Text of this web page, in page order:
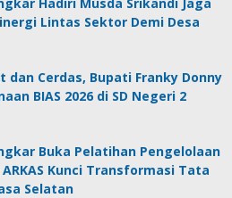
Hadiri Musda Srikandi Jaga
Lintas Sektor Demi Desa
dan Cerdas, Bupati Franky Donny
BIAS 2026 di SD Negeri 2
Buka Pelatihan Pengelolaan
Kunci Transformasi Tata
Selatan